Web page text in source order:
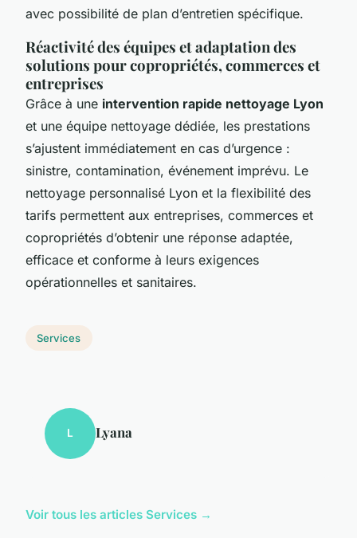
avec possibilité de plan d’entretien spécifique.
Réactivité des équipes et adaptation des
solutions pour copropriétés, commerces et
entreprises
Grâce à une intervention rapide nettoyage Lyon
et une équipe nettoyage dédiée, les prestations
s’ajustent immédiatement en cas d’urgence :
sinistre, contamination, événement imprévu. Le
nettoyage personnalisé Lyon et la flexibilité des
tarifs permettent aux entreprises, commerces et
copropriétés d’obtenir une réponse adaptée,
efficace et conforme à leurs exigences
opérationnelles et sanitaires.
Services
L Lyana
Voir tous les articles Services →